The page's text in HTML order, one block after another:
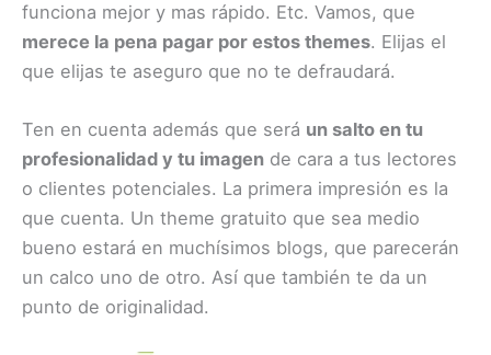
funciona mejor y mas rápido. Etc. Vamos, que
merece la pena pagar por estos themes. Elijas el
que elijas te aseguro que no te defraudará.
Ten en cuenta además que será un salto en tu
profesionalidad y tu imagen de cara a tus lectores
o clientes potenciales. La primera impresión es la
que cuenta. Un theme gratuito que sea medio
bueno estará en muchísimos blogs, que parecerán
un calco uno de otro. Así que también te da un
punto de originalidad.